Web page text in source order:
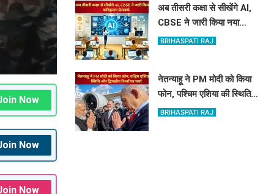
Now
Now
Now
अब तीसरी कक्षा से सीखेंगे AI,
CBSE ने जारी किया नया
करिकुलम फ्रेमवर्क
BRIHASPATI RAJ
नेतन्याहू ने PM मोदी को किया
फोन, पश्चिम एशिया की स्थिति
और द्विपक्षीय रिश्तों पर चर्चा
BRIHASPATI RAJ